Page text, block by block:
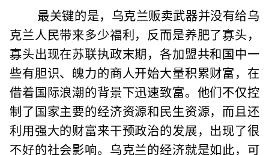
最关键的是，乌克兰贩卖武器并没有给乌
克兰人民带来多少福利，反而是养肥了寡头，
寡头出现在苏联执政末期，各加盟共和国中一
些有胆识、魄力的商人开始大量积累财富，在
借着国际浪潮的背景下迅速致富。他们不仅控
制了国家主要的经济资源和民生资源，而且还
利用强大的财富来干预政治的发展，出现了很
不好的社会影响。乌克兰的经济就是如此，可